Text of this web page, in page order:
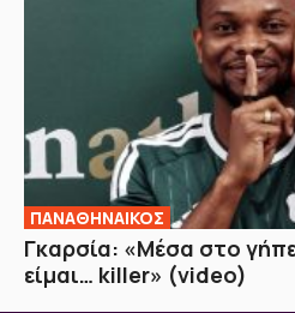
ΠΑΝΑΘΗΝΑΙΚΟΣ
Γκαρσία: «Μέσα στο
είμαι… killer» (video)